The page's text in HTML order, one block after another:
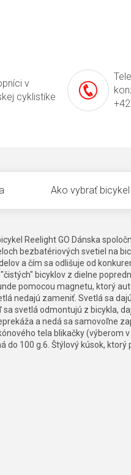
v
cyklistike
Ako vybrať bicykel
Reelight GO Dánska
bezbatériových svetiel na
a čím sa odlišuje od
bicyklov z dielne
pomocou magnetu, ktorý
nedajú zameniť. Svetlá sa
svetlá odmontujú z bicykla,
a nedá sa samovoľne
tela blikačky (výberom
100 g.6. Štýlový kúsok,